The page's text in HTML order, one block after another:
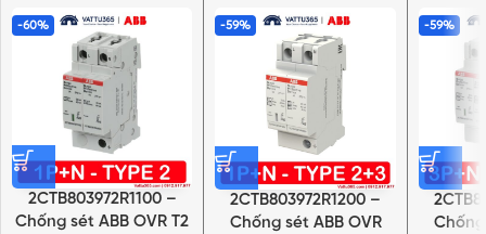
-60%
2CTB803972R1100 –
Chống sét ABB OVR T2
-59%
2CTB803972R1200 –
Chống sét ABB OVR
-59%
Chống